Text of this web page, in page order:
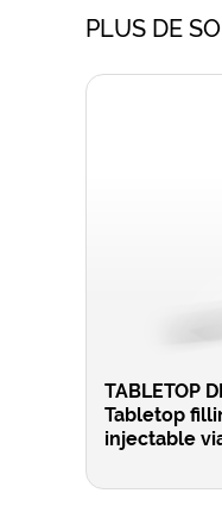
PLUS DE
TABLETOP
Tabletop
injectable